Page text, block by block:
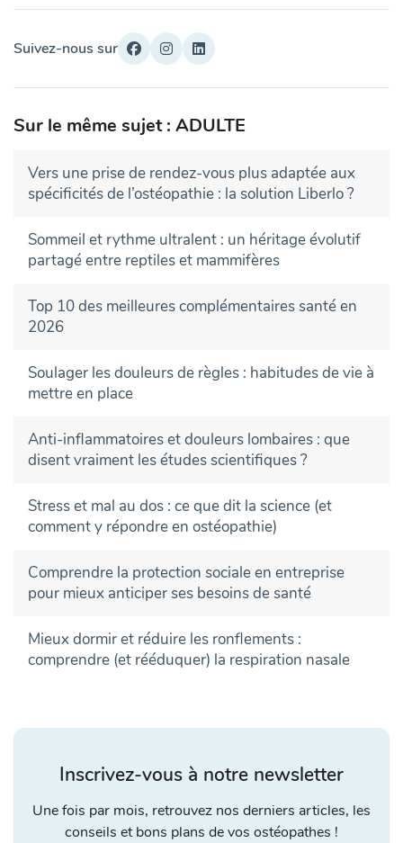
Suivez-nous sur
Sur le même sujet : ADULTE
Vers une prise de rendez-vous plus adaptée aux
spécificités de l’ostéopathie : la solution Liberlo ?
Sommeil et rythme ultralent : un héritage évolutif
partagé entre reptiles et mammifères
Top 10 des meilleures complémentaires santé en
2026
Soulager les douleurs de règles : habitudes de vie à
mettre en place
Anti-inflammatoires et douleurs lombaires : que
disent vraiment les études scientifiques ?
Stress et mal au dos : ce que dit la science (et
comment y répondre en ostéopathie)
Comprendre la protection sociale en entreprise
pour mieux anticiper ses besoins de santé
Mieux dormir et réduire les ronflements :
comprendre (et rééduquer) la respiration nasale
Inscrivez-vous à notre newsletter
Une fois par mois, retrouvez nos derniers articles, les
conseils et bons plans de vos ostéopathes !